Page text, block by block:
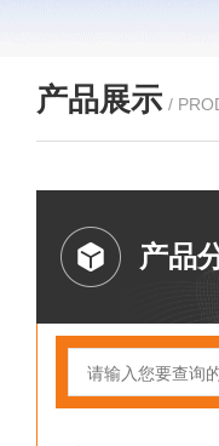
产品展示 /
产品